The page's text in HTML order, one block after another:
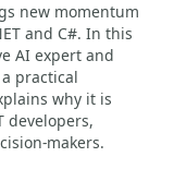
new momentum
and C#. In this
AI expert and
practical
why it is
developers,
makers.